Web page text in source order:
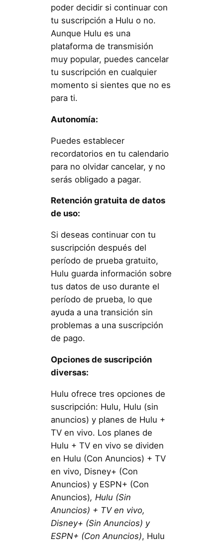
poder decidir si continuar con
tu suscripción a Hulu o no.
Aunque Hulu es una
plataforma de transmisión
muy popular, puedes cancelar
tu suscripción en cualquier
momento si sientes que no es
para ti.
Autonomía:
Puedes establecer
recordatorios en tu calendario
para no olvidar cancelar, y no
serás obligado a pagar.
Retención gratuita de datos
de uso:
Si deseas continuar con tu
suscripción después del
período de prueba gratuito,
Hulu guarda información sobre
tus datos de uso durante el
período de prueba, lo que
ayuda a una transición sin
problemas a una suscripción
de pago.
Opciones de suscripción
diversas:
Hulu ofrece tres opciones de
suscripción: Hulu, Hulu (sin
anuncios) y planes de Hulu +
TV en vivo. Los planes de
Hulu + TV en vivo se dividen
en Hulu (Con Anuncios) + TV
en vivo, Disney+ (Con
Anuncios) y ESPN+ (Con
Anuncios), Hulu (Sin
Anuncios) + TV en vivo,
Disney+ (Sin Anuncios) y
ESPN+ (Con Anuncios), Hulu